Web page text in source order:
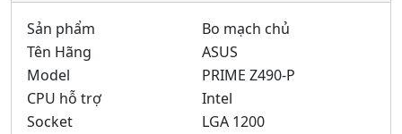
Sản phẩm
Bo mạch chủ
Tên Hãng
ASUS
Model
PRIME Z490-P
CPU hỗ trợ
Intel
Socket
LGA 1200